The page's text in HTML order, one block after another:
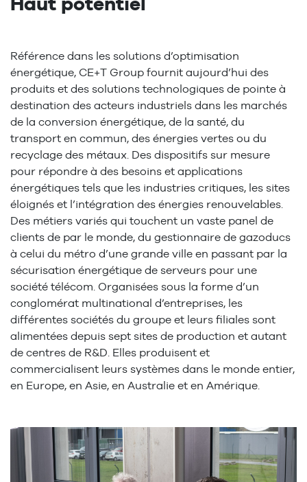
Référence dans les solutions d’optimisation
énergétique, CE+T Group fournit aujourd’hui des
produits et des solutions technologiques de pointe à
destination des acteurs industriels dans les marchés
de la conversion énergétique, de la santé, du
transport en commun, des énergies vertes ou du
recyclage des métaux. Des dispositifs sur mesure
pour répondre à des besoins et applications
énergétiques tels que les industries critiques, les sites
éloignés et l’intégration des énergies renouvelables.
Des métiers variés qui touchent un vaste panel de
clients de par le monde, du gestionnaire de gazoducs
à celui du métro d’une grande ville en passant par la
sécurisation énergétique de serveurs pour une
société télécom. Organisées sous la forme d’un
conglomérat multinational d’entreprises, les
différentes sociétés du groupe et leurs filiales sont
alimentées depuis sept sites de production et autant
de centres de R&D. Elles produisent et
commercialisent leurs systèmes dans le monde entier,
en Europe, en Asie, en Australie et en Amérique.